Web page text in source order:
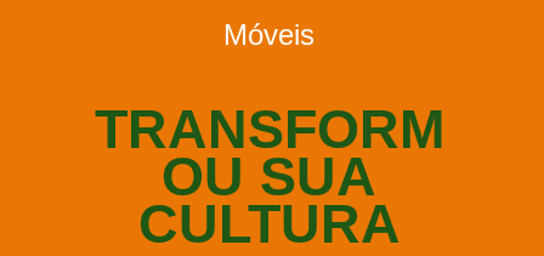
Móveis
TRANSFORM
OU SUA
CULTURA